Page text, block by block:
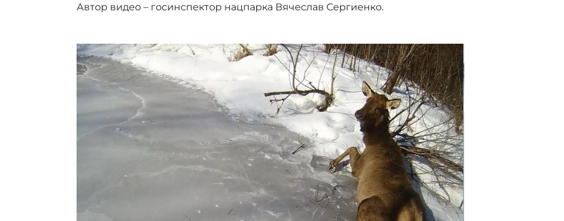
Автор видео – госинспектор нацпарка Вячеслав Сергиенко.